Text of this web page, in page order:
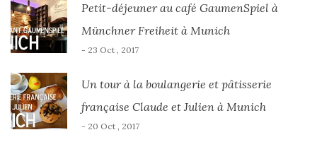
Petit-déjeuner au café GaumenSpiel à
Münchner Freiheit à Munich
- 23 Oct , 2017
Un tour à la boulangerie et pâtisserie
française Claude et Julien à Munich
- 20 Oct , 2017